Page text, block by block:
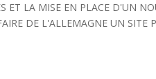
ET LA MISE EN PLACE D'UN
DE L'ALLEMAGNE UN